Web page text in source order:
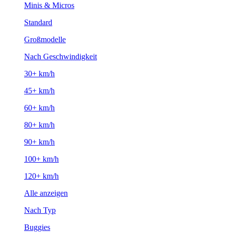
Minis & Micros
Standard
Großmodelle
Nach Geschwindigkeit
30+ km/h
45+ km/h
60+ km/h
80+ km/h
90+ km/h
100+ km/h
120+ km/h
Alle anzeigen
Nach Typ
Buggies